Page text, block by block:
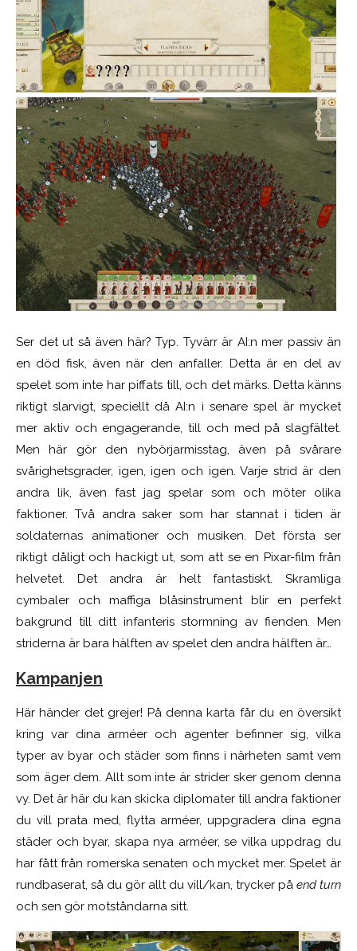
Ser det ut så även här? Typ. Tyvärr är AI:n mer passiv än
en död fisk, även när den anfaller. Detta är en del av
spelet som inte har piffats till, och det märks. Detta känns
riktigt slarvigt, speciellt då AI:n i senare spel är mycket
mer aktiv och engagerande, till och med på slagfältet.
Men här gör den nybörjarmisstag, även på svårare
svårighetsgrader, igen, igen och igen. Varje strid är den
andra lik, även fast jag spelar som och möter olika
faktioner. Två andra saker som har stannat i tiden är
soldaternas animationer och musiken. Det första ser
riktigt dåligt och hackigt ut, som att se en Pixar-film från
helvetet. Det andra är helt fantastiskt. Skramliga
cymbaler och maffiga blåsinstrument blir en perfekt
bakgrund till ditt infanteris stormning av fienden. Men
striderna är bara hälften av spelet den andra hälften är…
Kampanjen
Här händer det grejer! På denna karta får du en översikt
kring var dina arméer och agenter befinner sig, vilka
typer av byar och städer som finns i närheten samt vem
som äger dem. Allt som inte är strider sker genom denna
vy. Det är här du kan skicka diplomater till andra faktioner
du vill prata med, flytta arméer, uppgradera dina egna
städer och byar, skapa nya arméer, se vilka uppdrag du
har fått från romerska senaten och mycket mer. Spelet är
rundbaserat, så du gör allt du vill/kan, trycker på end turn
och sen gör motståndarna sitt.